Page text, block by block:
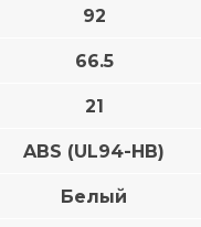
92
66.5
21
ABS (UL94-HB)
Белый